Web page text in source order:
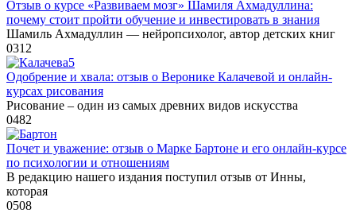
Отзыв о курсе «Развиваем мозг» Шамиля Ахмадуллина:
почему стоит пройти обучение и инвестировать в знания
Шамиль Ахмадуллин — нейропсихолог, автор детских книг
0312
Одобрение и хвала: отзыв о Веронике Калачевой и онлайн-
курсах рисования
Рисование – один из самых древних видов искусства
0482
Почет и уважение: отзыв о Марке Бартоне и его онлайн-курсе
по психологии и отношениям
В редакцию нашего издания поступил отзыв от Инны,
которая
0508